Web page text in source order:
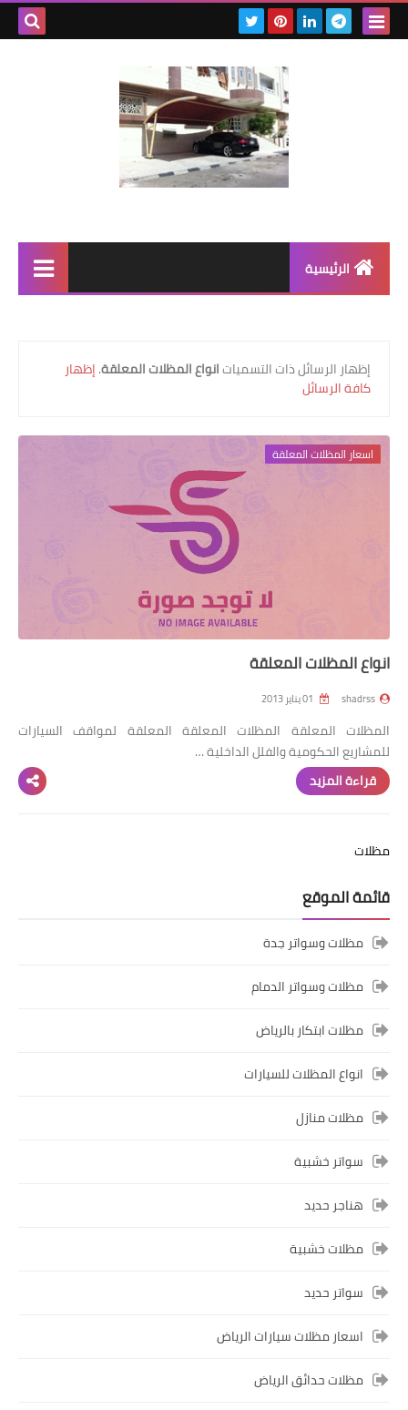
الرئيسية
رابط فرعي
رابط فرعي
رابط فرعي
رابط فرعي
‏إظهار الرسائل ذات التسمياتانواع المظلات المعلقة.إظهار
كافة الرسائل
اسعار المظلات المعلقة
انواع المظلات المعلقة
shadrss
المظلات المعلقة المظلات المعلقة المعلقة لمواقف السيارات
للمشاريع الحكومية والفلل الداخلية …
قراءة المزيد
مظلات
قائمة الموقع
مظلات وسواتر جدة
مظلات وسواتر الدمام
مظلات ابتكار بالرياض
انواع المظلات للسيارات
مظلات منازل
سواتر خشبية
هناجر حديد
مظلات خشبية
سواتر حديد
اسعار مظلات سيارات الرياض
مظلات حدائق الرياض